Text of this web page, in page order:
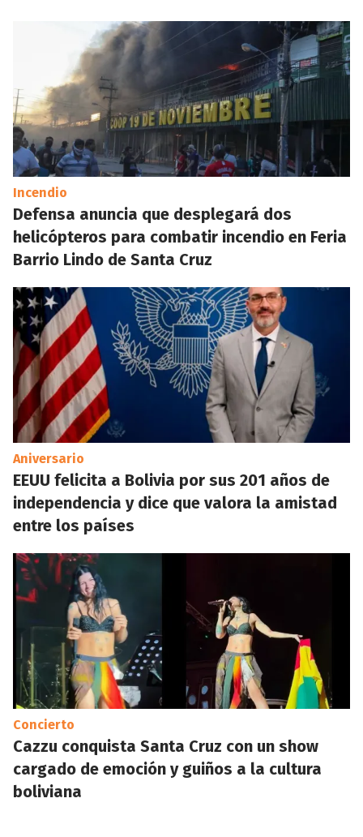
Incendio
Defensa anuncia que desplegará dos
helicópteros para combatir incendio en Feria
Barrio Lindo de Santa Cruz
Aniversario
EEUU felicita a Bolivia por sus 201 años de
independencia y dice que valora la amistad
entre los países
Concierto
Cazzu conquista Santa Cruz con un show
cargado de emoción y guiños a la cultura
boliviana